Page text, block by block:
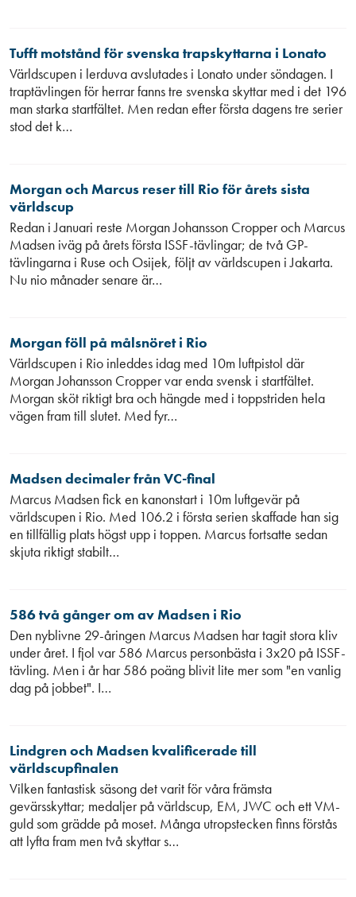
Tufft motstånd för svenska trapskyttarna i Lonato
Världscupen i lerduva avslutades i Lonato under söndagen. I
traptävlingen för herrar fanns tre svenska skyttar med i det 196
man starka startfältet. Men redan efter första dagens tre serier
stod det k…
Morgan och Marcus reser till Rio för årets sista
världscup
Redan i Januari reste Morgan Johansson Cropper och Marcus
Madsen iväg på årets första ISSF-tävlingar; de två GP-
tävlingarna i Ruse och Osijek, följt av världscupen i Jakarta.
Nu nio månader senare är…
Morgan föll på målsnöret i Rio
Världscupen i Rio inleddes idag med 10m luftpistol där
Morgan Johansson Cropper var enda svensk i startfältet.
Morgan sköt riktigt bra och hängde med i toppstriden hela
vägen fram till slutet. Med fyr…
Madsen decimaler från VC-final
Marcus Madsen fick en kanonstart i 10m luftgevär på
världscupen i Rio. Med 106.2 i första serien skaffade han sig
en tillfällig plats högst upp i toppen. Marcus fortsatte sedan
skjuta riktigt stabilt…
586 två gånger om av Madsen i Rio
Den nyblivne 29-åringen Marcus Madsen har tagit stora kliv
under året. I fjol var 586 Marcus personbästa i 3x20 på ISSF-
tävling. Men i år har 586 poäng blivit lite mer som "en vanlig
dag på jobbet". I…
Lindgren och Madsen kvalificerade till
världscupfinalen
Vilken fantastisk säsong det varit för våra främsta
gevärsskyttar; medaljer på världscup, EM, JWC och ett VM-
guld som grädde på moset. Många utropstecken finns förstås
att lyfta fram men två skyttar s…